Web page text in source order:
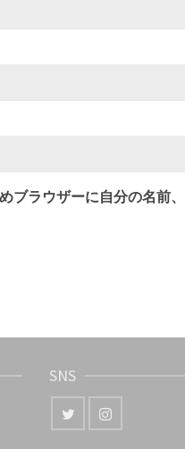
ブラウザーに自分の名前
SNS